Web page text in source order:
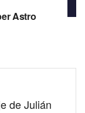
Astro
de Julián